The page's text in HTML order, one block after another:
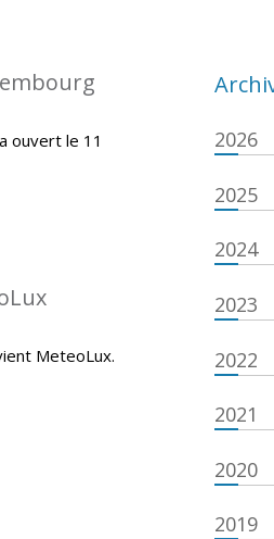
ouvert le 11
MeteoLux.
2026
2025
2024
2023
2022
2021
2020
2019